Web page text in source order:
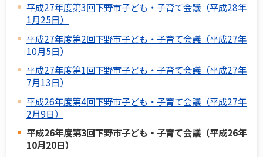
平成27年度第3回下野市子ども・子育て会議（平成28年
1月25日）
平成27年度第2回下野市子ども・子育て会議（平成27年
10月5日）
平成27年度第1回下野市子ども・子育て会議（平成27年
7月13日）
平成26年度第4回下野市子ども・子育て会議（平成27年
2月9日）
平成26年度第3回下野市子ども・子育て会議（平成26年
10月20日）